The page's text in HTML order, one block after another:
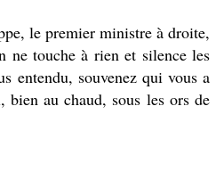
le premier ministre à droite,
ne touche à rien et silence les
entendu, souvenez qui vous a
au chaud, sous les ors de